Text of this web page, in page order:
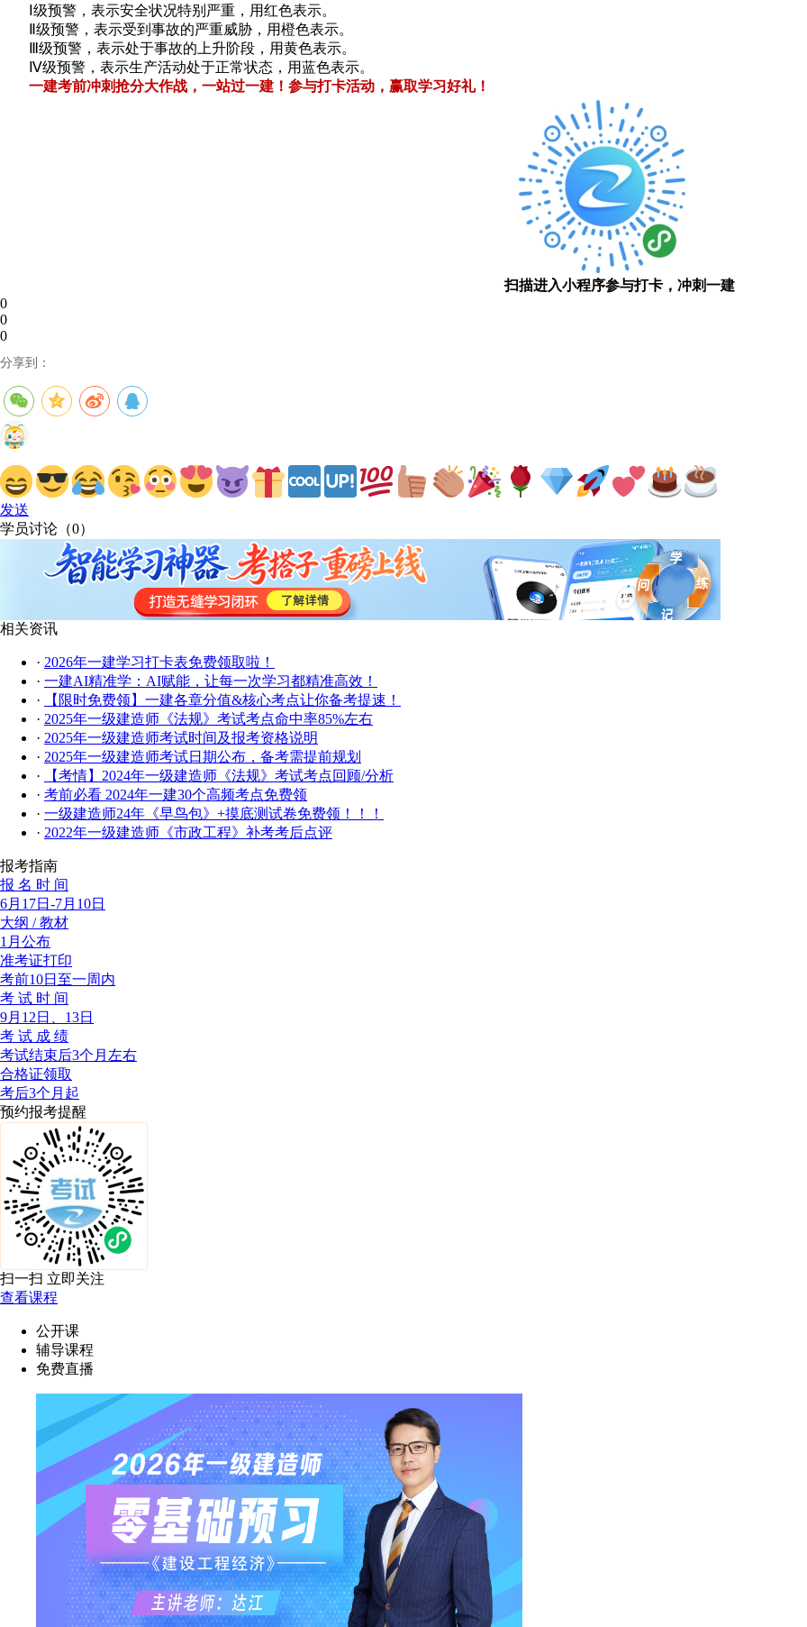
Ⅰ级预警，表示安全状况特别严重，用红色表示。
Ⅱ级预警，表示受到事故的严重威胁，用橙色表示。
Ⅲ级预警，表示处于事故的上升阶段，用黄色表示。
Ⅳ级预警，表示生产活动处于正常状态，用蓝色表示。
一建考前冲刺抢分大作战，一站过一建！参与打卡活动，赢取学习好礼！
扫描进入小程序参与打卡，冲刺一建
0
0
0
分享到：
发送
学员讨论（0）
相关资讯
· 2026年一建学习打卡表免费领取啦！
· 一建AI精准学：AI赋能，让每一次学习都精准高效！
·
【限时免费领】一建各章分值&核心考点让你备考提速！
· 2025年一级建造师《法规》考试考点命中率85%左右
· 2025年一级建造师考试时间及报考资格说明
· 2025年一级建造师考试日期公布，备考需提前规划
·
【考情】2024年一级建造师《法规》考试考点回顾/分析
· 考前必看 2024年一建30个高频考点免费领
· 一级建造师24年《早鸟包》+摸底测试卷免费领！！！
· 2022年一级建造师《市政工程》补考考后点评
报考指南
报 名 时 间
6月17日-7月10日
大纲 / 教材
1月公布
准考证打印
考前10日至一周内
考 试 时 间
9月12日、13日
考 试 成 绩
考试结束后3个月左右
合格证领取
考后3个月起
预约报考提醒
扫一扫 立即关注
查看课程
公开课
辅导课程
免费直播